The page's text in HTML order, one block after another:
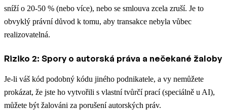
sníží o 20-50 % (nebo více), nebo se smlouva zcela zruší. Je to
obvyklý právní důvod k tomu, aby transakce nebyla vůbec
realizovatelná.
Riziko 2: Spory o autorská práva a nečekané žaloby
Je-li váš kód podobný kódu jiného podnikatele, a vy nemůžete
prokázat, že jste ho vytvořili s vlastní tvůrčí prací (speciálně u AI),
můžete být žalováni za porušení autorských práv.